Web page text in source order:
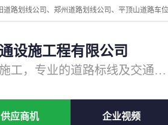
设施工程有限公司
专注道路标线施工，专业的道路标线及交通设施施工服务商!
供应商机 企业视频